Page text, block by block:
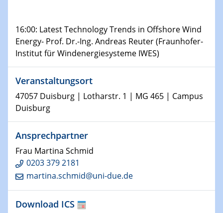
15.01.2025
Physikalisches Kolloquium
Comets – Why Should We Study Them?
15.01.2025
GDCh Kolloquium
Physikalisches Kolloquium
Make it and break it: Contact and Cracks at soft
interfaces
16:00: Latest Technology Trends in Offshore Wind
Energy- Prof. Dr.-Ing. Andreas Reuter (Fraunhofer-
Institut für Windenergiesysteme IWES)
Veranstaltungsort
47057 Duisburg | Lotharstr. 1 | MG 465 | Campus
Duisburg
Ansprechpartner
Frau Martina Schmid
0203 379 2181
martina.schmid@uni-due.de
Download ICS